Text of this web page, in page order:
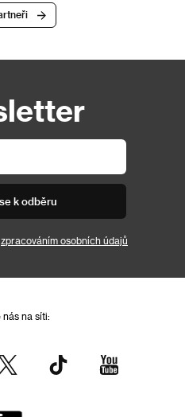
k odběru
zpracováním osobních údajů
nás na síti: